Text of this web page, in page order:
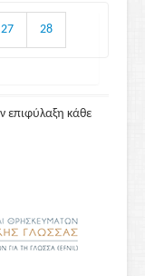
χωρίς κρασί
τους
ξεφρενώνουν,
᾽ν᾽ κοκόρια, τις
αδέρφια·
απ᾽ έξω ας
27 28
επιφύλαξη κάθε